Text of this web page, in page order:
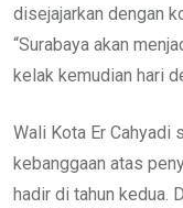
disejajarkan dengan
“Surabaya akan
kelak kemudian hari
Wali Kota Er Cahyadi
kebanggaan atas
hadir di tahun kedua.